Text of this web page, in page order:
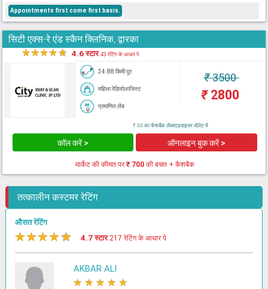
Appointments first come first basis.
सिटी एक्स-रे एंड स्कैन क्लिनिक, द्वारका
★★★★★ 4.6 स्टार43 रेटिंग के आधार पे
34.88 किमी दूर
महिला रेडियोलाजिस्ट
प्रमाणित लैब
₹3500
₹2800
₹ 84 का कैशबैक लैब्सएडवाइजर वॉलेट में
कॉल करें > ऑनलाइन बुक करें >
मार्केट की कीमत पर₹ 700की बचत + कैशबैक
तत्कालीन कस्टमर रेटिंग
औसत रेटिंग
★★★★★ 4.7 स्टार217 रेटिंग के आधार पे
AKBAR ALI
★ ★ ★ ★ ★